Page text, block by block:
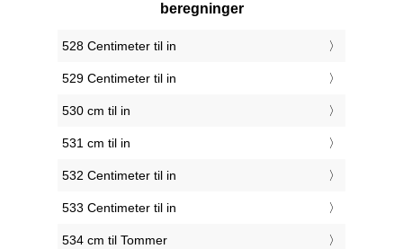
beregninger
528 Centimeter til in
529 Centimeter til in
530 cm til in
531 cm til in
532 Centimeter til in
533 Centimeter til in
534 cm til Tommer